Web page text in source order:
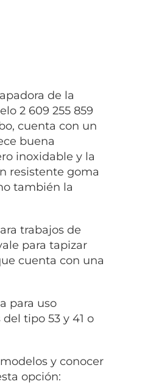
de la
2 609 255 859
cuenta con un
buena
inoxidable y la
resistente goma
también la
trabajos de
para tapizar
cuenta con una
para uso
tipo 53 y 41 o
y conocer
opción: